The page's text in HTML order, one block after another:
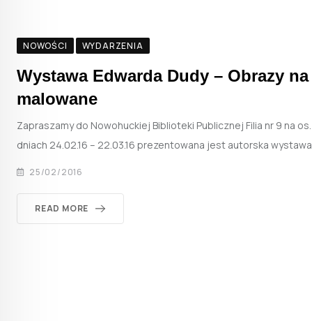
NOWOŚCI WYDARZENIA
Wystawa Edwarda Dudy – Obrazy
malowane
Zapraszamy do Nowohuckiej Biblioteki Publicznej Filia nr 9 na
dniach 24.02.16 – 22.03.16 prezentowana jest autorska
25/02/2016
READ MORE